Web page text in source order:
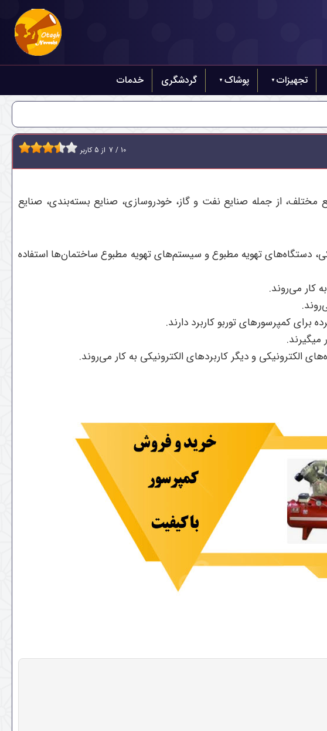
تجهیزات پوشاک گردشگری خدمات
7 / 10 از 5 کاربر
از جمله صنایع نفت و گاز، خودروسازی، صنایع بسته‌بندی، صنایع
دستگاه‌های تهویه مطبوع و سیستم‌های تهویه مطبوع ساختمان‌ها استفاده
کار می‌روند.
کمپرسورهای توربو کاربرد دارند.
میگیرند.
و دیگر کاربردهای الکترونیکی به کار می‌روند.